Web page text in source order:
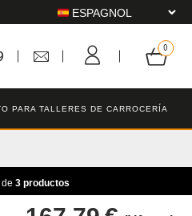
PARA TALLERES DE CARROCERÍA
3 productos